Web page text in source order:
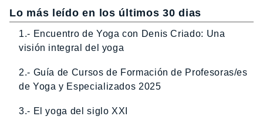
Lo más leído en los últimos 30 dias
1.- Encuentro de Yoga con Denis Criado: Una
visión integral del yoga
2.- Guía de Cursos de Formación de Profesoras/es
de Yoga y Especializados 2025
3.- El yoga del siglo XXI